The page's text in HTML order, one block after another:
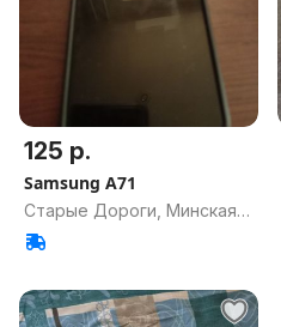
125 р.
Samsung A71
Старые Дороги, Минская
обл.